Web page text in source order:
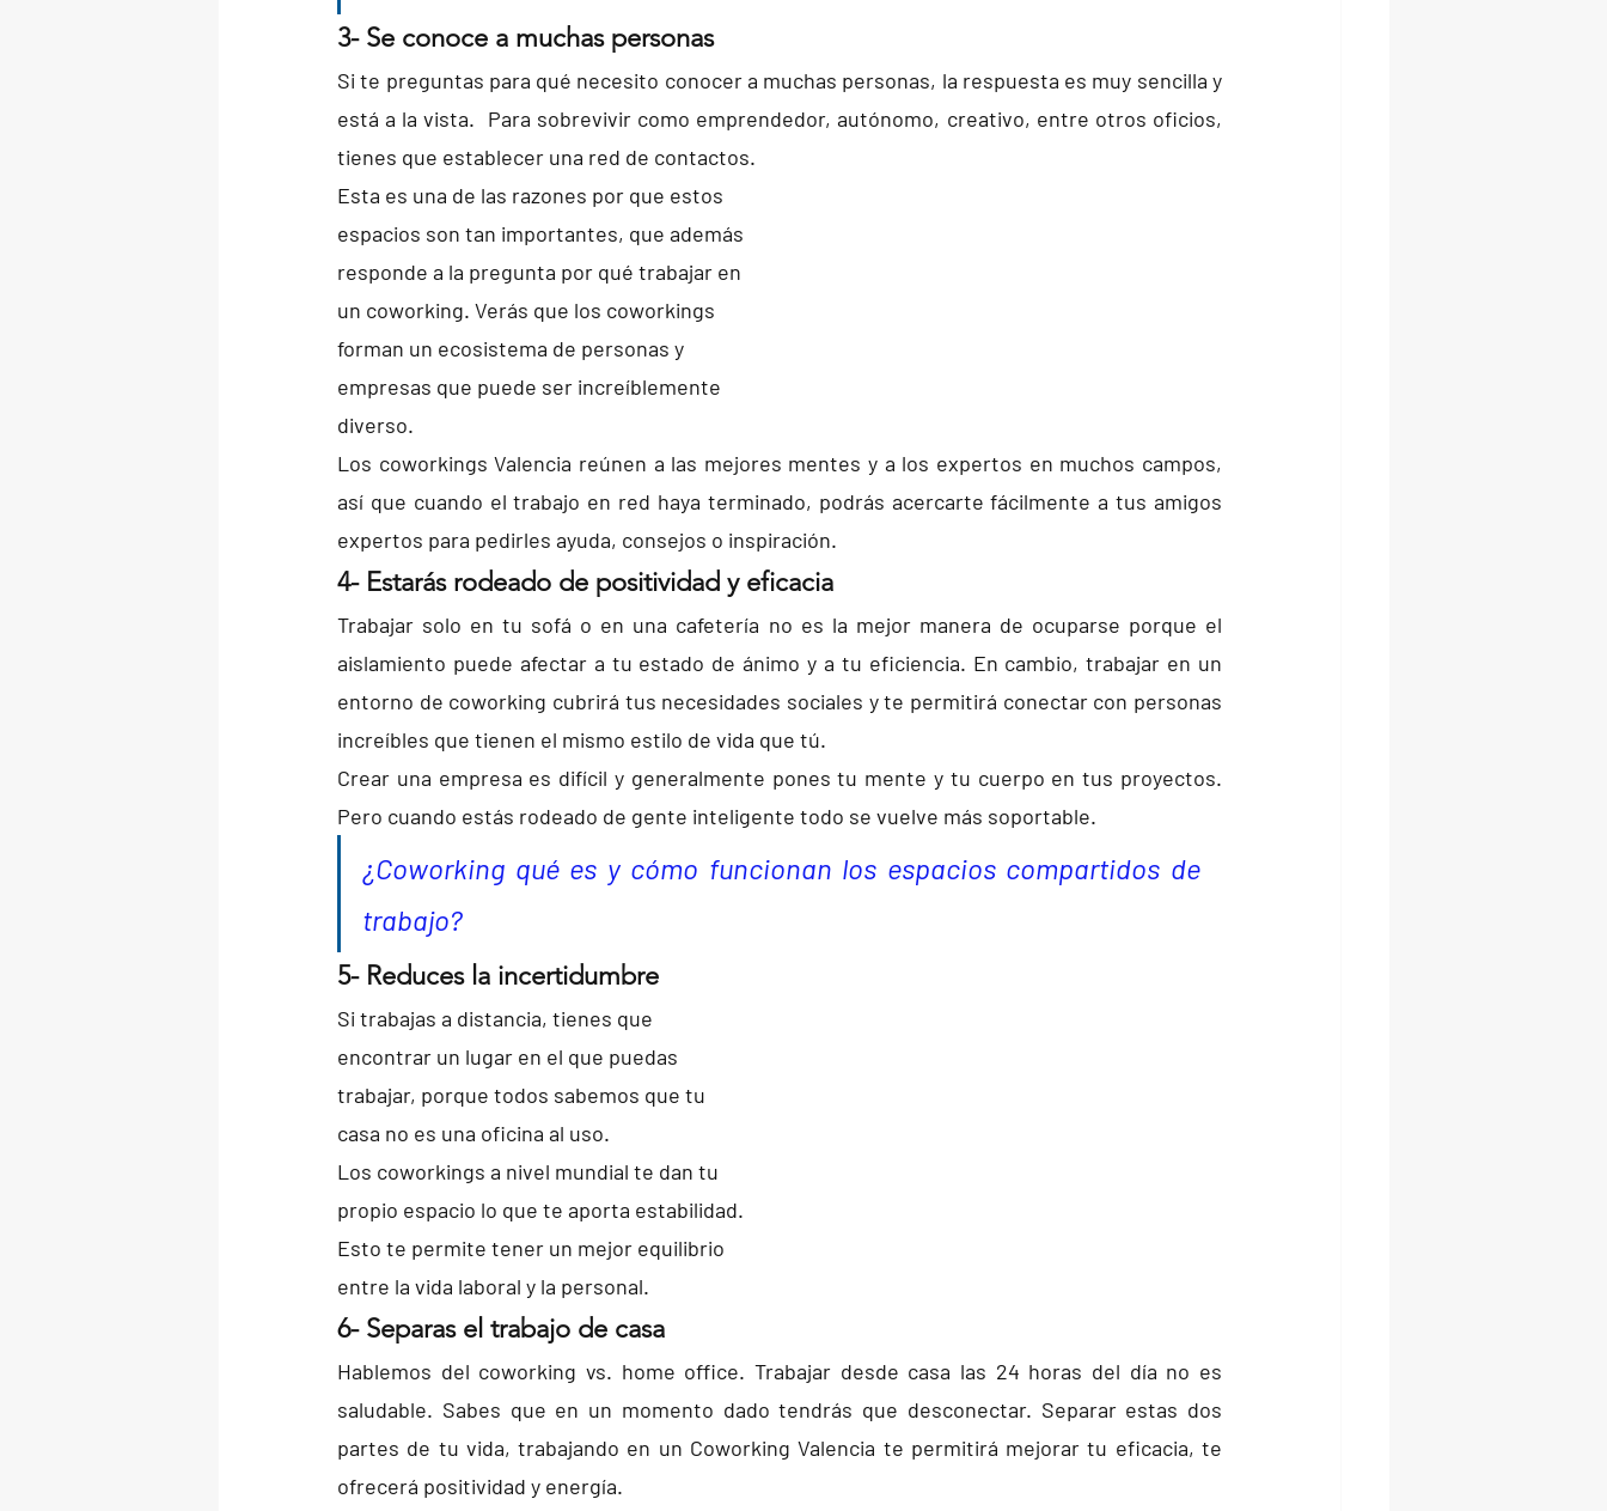
3- Se conoce a muchas personas
Si te preguntas para qué necesito conocer a muchas personas, la respuesta es muy sencilla y
está a la vista. Para sobrevivir como emprendedor, autónomo, creativo, entre otros oficios,
tienes que establecer una red de contactos.
Esta es una de las razones por que estos
espacios son tan importantes, que además
responde a la pregunta por qué trabajar en
un coworking. Verás que los coworkings
forman un ecosistema de personas y
empresas que puede ser increíblemente
diverso.
Los coworkings Valencia reúnen a las mejores mentes y a los expertos en muchos campos,
así que cuando el trabajo en red haya terminado, podrás acercarte fácilmente a tus amigos
expertos para pedirles ayuda, consejos o inspiración.
4- Estarás rodeado de positividad y eficacia
Trabajar solo en tu sofá o en una cafetería no es la mejor manera de ocuparse porque el
aislamiento puede afectar a tu estado de ánimo y a tu eficiencia. En cambio, trabajar en un
entorno de coworking cubrirá tus necesidades sociales y te permitirá conectar con personas
increíbles que tienen el mismo estilo de vida que tú.
Crear una empresa es difícil y generalmente pones tu mente y tu cuerpo en tus proyectos.
Pero cuando estás rodeado de gente inteligente todo se vuelve más soportable.
¿Coworking qué es y cómo funcionan los espacios compartidos de
trabajo?
5- Reduces la incertidumbre
Si trabajas a distancia, tienes que
encontrar un lugar en el que puedas
trabajar, porque todos sabemos que tu
casa no es una oficina al uso.
Los coworkings a nivel mundial te dan tu
propio espacio lo que te aporta estabilidad.
Esto te permite tener un mejor equilibrio
entre la vida laboral y la personal.
6- Separas el trabajo de casa
Hablemos del coworking vs. home office. Trabajar desde casa las 24 horas del día no es
saludable. Sabes que en un momento dado tendrás que desconectar. Separar estas dos
partes de tu vida, trabajando en un Coworking Valencia te permitirá mejorar tu eficacia, te
ofrecerá positividad y energía.